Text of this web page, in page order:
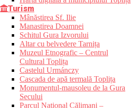
Turism
Mânăstirea Sf. Ilie
Manastirea Doamnei
Schitul Gura Izvorului
Altar cu belvedere Tarnița
Muzeul Etnografic – Centrul
Cultural Toplița
Castelul Urmánczy
Cascada de apă termală Toplița
Monumentul-mausoleu de la Gura
Secului
Parcul Național Călimani –